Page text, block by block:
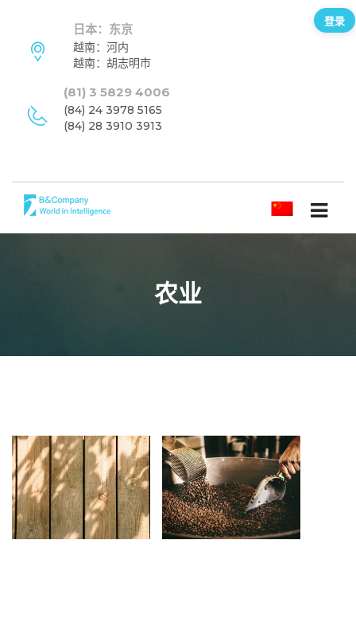
日本：东京
越南：河内
越南：胡志明市
(81) 3 5829 4006
(84) 24 3978 5165
(84) 28 3910 3913
简体中文
农业
登录